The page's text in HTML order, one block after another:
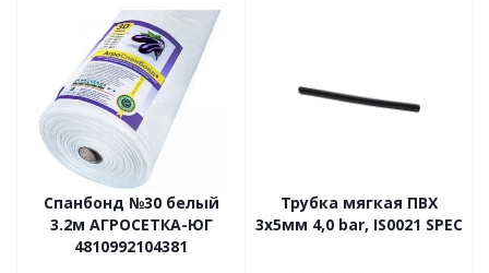
Спанбонд №30 белый
3.2м АГРОСЕТКА-ЮГ
4810992104381
Трубка мягкая ПВХ
3х5мм 4,0 bar, IS0021 SPEC